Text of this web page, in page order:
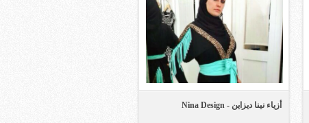
أزياء نينا ديزاين - Nina Design